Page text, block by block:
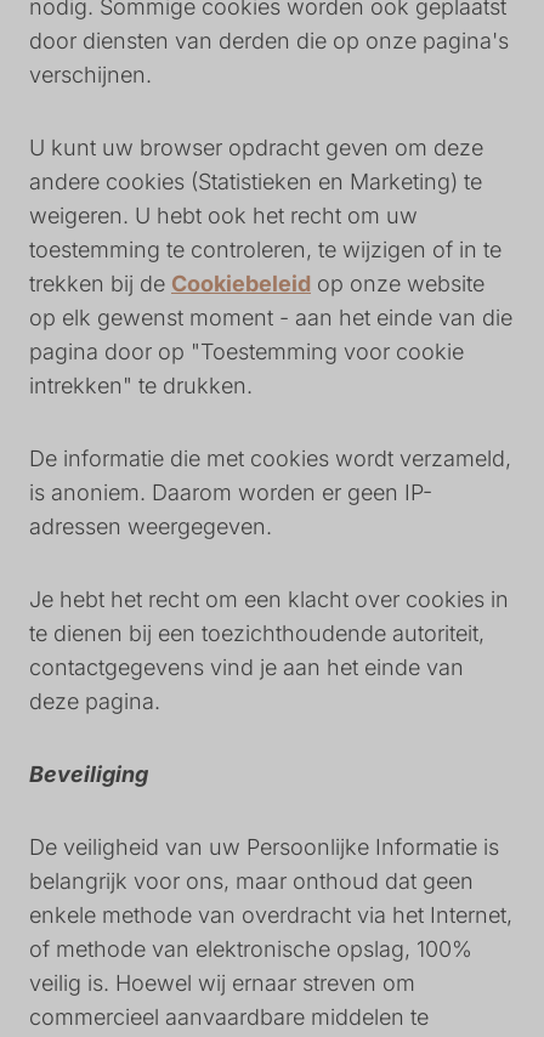
nodig. Sommige cookies worden ook geplaatst
door diensten van derden die op onze pagina's
verschijnen.
U kunt uw browser opdracht geven om deze
andere cookies (Statistieken en Marketing) te
weigeren. U hebt ook het recht om uw
toestemming te controleren, te wijzigen of in te
trekken bij de Cookiebeleid op onze website
op elk gewenst moment - aan het einde van die
pagina door op "Toestemming voor cookie
intrekken" te drukken.
De informatie die met cookies wordt verzameld,
is anoniem. Daarom worden er geen IP-
adressen weergegeven.
Je hebt het recht om een klacht over cookies in
te dienen bij een toezichthoudende autoriteit,
contactgegevens vind je aan het einde van
deze pagina.
Beveiliging
De veiligheid van uw Persoonlijke Informatie is
belangrijk voor ons, maar onthoud dat geen
enkele methode van overdracht via het Internet,
of methode van elektronische opslag, 100%
veilig is. Hoewel wij ernaar streven om
commercieel aanvaardbare middelen te